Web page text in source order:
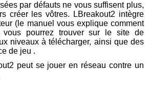
par défauts ne vous suffisent plus,
créer les vôtres. LBreakout2 intègre
(le manuel vous explique comment
vous pourrez trouver sur le site de
niveaux à télécharger, ainsi que des
de jeu .
peut se jouer en réseau contre un